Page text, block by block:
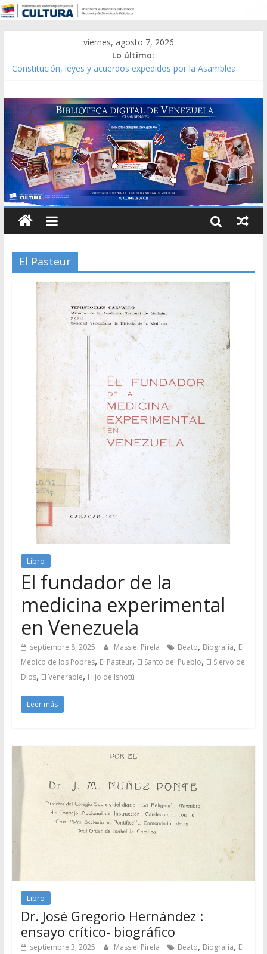
viernes, agosto 7, 2026
Lo último:
Constitución, leyes y acuerdos expedidos por la Asamblea
Modesta Bor Sánchez [material gráfico]
Gaceta Oficial de la República de Venezuela año CXXXIII Mes V,
Caracas 09 de marzo de 2006 N° 38.394
Catálogo temático de obras de Modesta Bor
El Pasteur
Libro
El fundador de la
medicina experimental
en Venezuela
septiembre 8, 2025 Massiel Pirela Beato, Biografía, El
Médico de los Pobres, El Pasteur, El Santo del Pueblo, El Siervo de
Dios, El Venerable, Hijo de Isnotú
Leer más
Libro
Dr. José Gregorio Hernández :
ensayo crítico- biográfico
septiembre 3, 2025 Massiel Pirela Beato, Biografía, El